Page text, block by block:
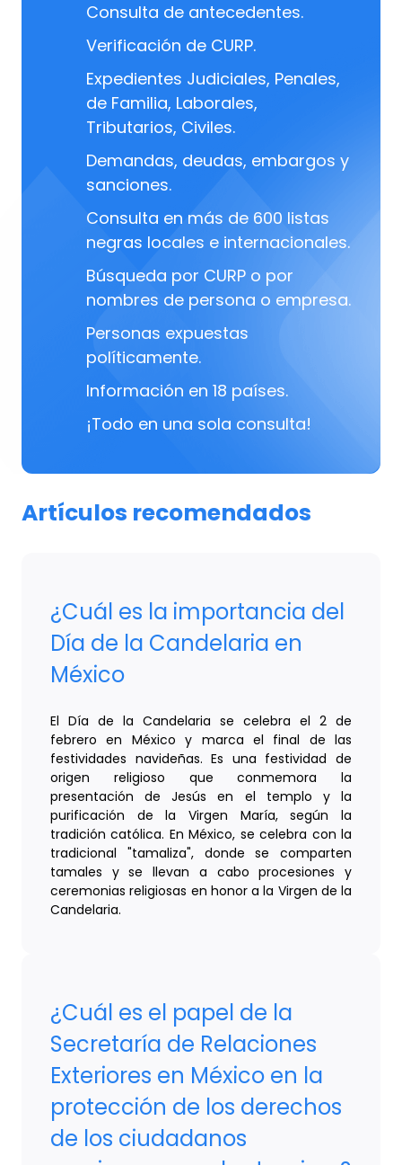
Consulta de antecedentes.
Verificación de CURP.
Expedientes Judiciales, Penales,
de Familia, Laborales,
Tributarios, Civiles.
Demandas, deudas, embargos y
sanciones.
Consulta en más de 600 listas
negras locales e internacionales.
Búsqueda por CURP o por
nombres de persona o empresa.
Personas expuestas
políticamente.
Información en 18 países.
¡Todo en una sola consulta!
Artículos recomendados
¿Cuál es la importancia del
Día de la Candelaria en
México
El Día de la Candelaria se celebra el 2 de
febrero en México y marca el final de las
festividades navideñas. Es una festividad de
origen religioso que conmemora la
presentación de Jesús en el templo y la
purificación de la Virgen María, según la
tradición católica. En México, se celebra con la
tradicional "tamaliza", donde se comparten
tamales y se llevan a cabo procesiones y
ceremonias religiosas en honor a la Virgen de la
Candelaria.
¿Cuál es el papel de la
Secretaría de Relaciones
Exteriores en México en la
protección de los derechos
de los ciudadanos